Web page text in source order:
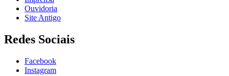
Ouvidoria
Site Antigo
Redes Sociais
Facebook
Instagram